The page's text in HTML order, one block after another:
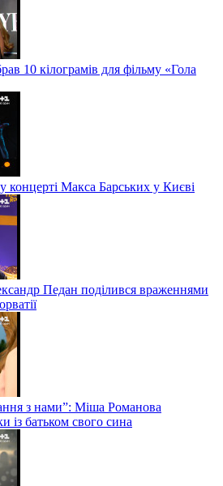
10 кілограмів для фільму «Гола
концерті Макса Барських у Києві
Педан поділився враженнями
з нами”: Міша Романова
із батьком свого сина